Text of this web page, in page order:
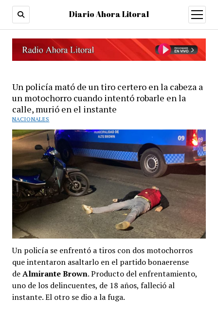
Diario Ahora Litoral
open
menu
Un policía mató de un tiro certero en la cabeza a
un motochorro cuando intentó robarle en la
calle, murió en el instante
NACIONALES
Un policía se enfrentó a tiros con dos motochorros
que intentaron asaltarlo en el partido bonaerense
deAlmirante Brown. Producto del enfrentamiento,
uno de los delincuentes, de 18 años, falleció al
instante. El otro se dio a la fuga.